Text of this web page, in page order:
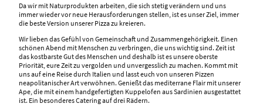
Da wir mit Naturprodukten arbeiten, die sich stetig verändern und uns
immer wieder vor neue Herausforderungen stellen, ist es unser Ziel, immer
die beste Version unserer Pizza zu kreieren.
Wir lieben das Gefühl von Gemeinschaft und Zusammengehörigkeit. Einen
schönen Abend mit Menschen zu verbringen, die uns wichtig sind. Zeit ist
das kostbarste Gut des Menschen und deshalb ist es unsere oberste
Priorität, eure Zeit zu vergolden und unvergesslich zu machen. Kommt mit
uns auf eine Reise durch Italien und lasst euch von unseren Pizzen
neapolitanischer Art verwöhnen. Genießt das mediterrane Flair mit unserer
Ape, die mit einem handgefertigten Kuppelofen aus Sardinien ausgestattet
ist. Ein besonderes Catering auf drei Rädern.